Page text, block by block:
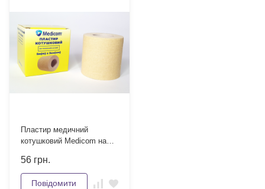
Пластир медичний
котушковий Medicom на
56 грн.
Повідомити